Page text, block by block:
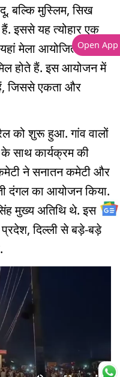
बल्कि मुस्लिम, सिख
इससे यह त्योहार एक
मेला आयोजित किया
होते हैं. इस आयोजन में
जिससे एकता और
को शुरू हुआ. गांव वालों
साथ कार्यक्रम की
ने सनातन कमेटी और
दंगल का आयोजन किया.
मुख्य अतिथि थे. इस
प्रदेश, दिल्ली से बड़े-बड़े
Open App